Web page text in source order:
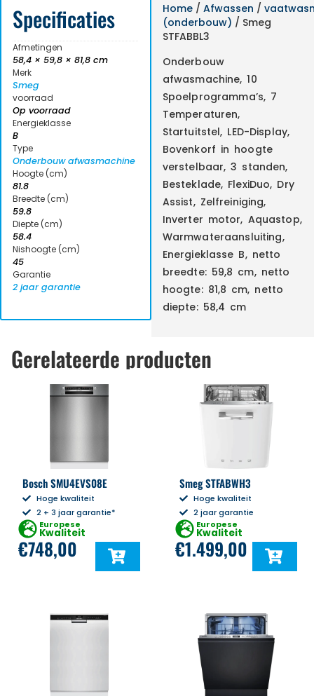
Specificaties
Afmetingen
58,4 × 59,8 × 81,8 cm
Merk
Smeg
voorraad
Op voorraad
Energieklasse
B
Type
Onderbouw afwasmachine
Hoogte (cm)
81.8
Breedte (cm)
59.8
Diepte (cm)
58.4
Nishoogte (cm)
45
Garantie
2 jaar garantie
Home/ Afwassen /
(onderbouw) / Smeg
STFABBL3
Onderbouw
afwasmachine, 10
Spoelprogramma’s, 7
Temperaturen,
Startuitstel, LED-Display,
Bovenkorf in hoogte
verstelbaar, 3 standen,
Besteklade, FlexiDuo, Dry
Assist, Zelfreiniging,
Inverter motor, Aquastop,
Warmwateraansluiting,
Energieklasse B, netto
breedte: 59,8 cm, netto
hoogte: 81,8 cm, netto
diepte: 58,4 cm
Gerelateerde producten
Bosch SMU4EVS08E
Hoge kwaliteit
2 + 3 jaar garantie*
Europese
Kwaliteit
€748,00
Smeg STFABWH3
Hoge kwaliteit
2 jaar garantie
Europese
Kwaliteit
€1.499,00